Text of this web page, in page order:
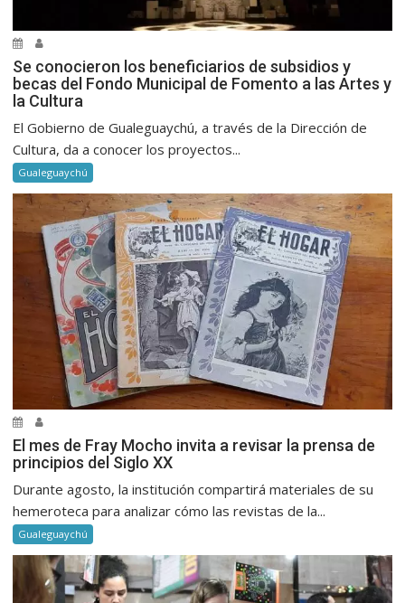
Se conocieron los beneficiarios de subsidios y
becas del Fondo Municipal de Fomento a las Artes y
la Cultura
El Gobierno de Gualeguaychú, a través de la Dirección de
Cultura, da a conocer los proyectos...
Gualeguaychú
El mes de Fray Mocho invita a revisar la prensa de
principios del Siglo XX
Durante agosto, la institución compartirá materiales de su
hemeroteca para analizar cómo las revistas de la...
Gualeguaychú